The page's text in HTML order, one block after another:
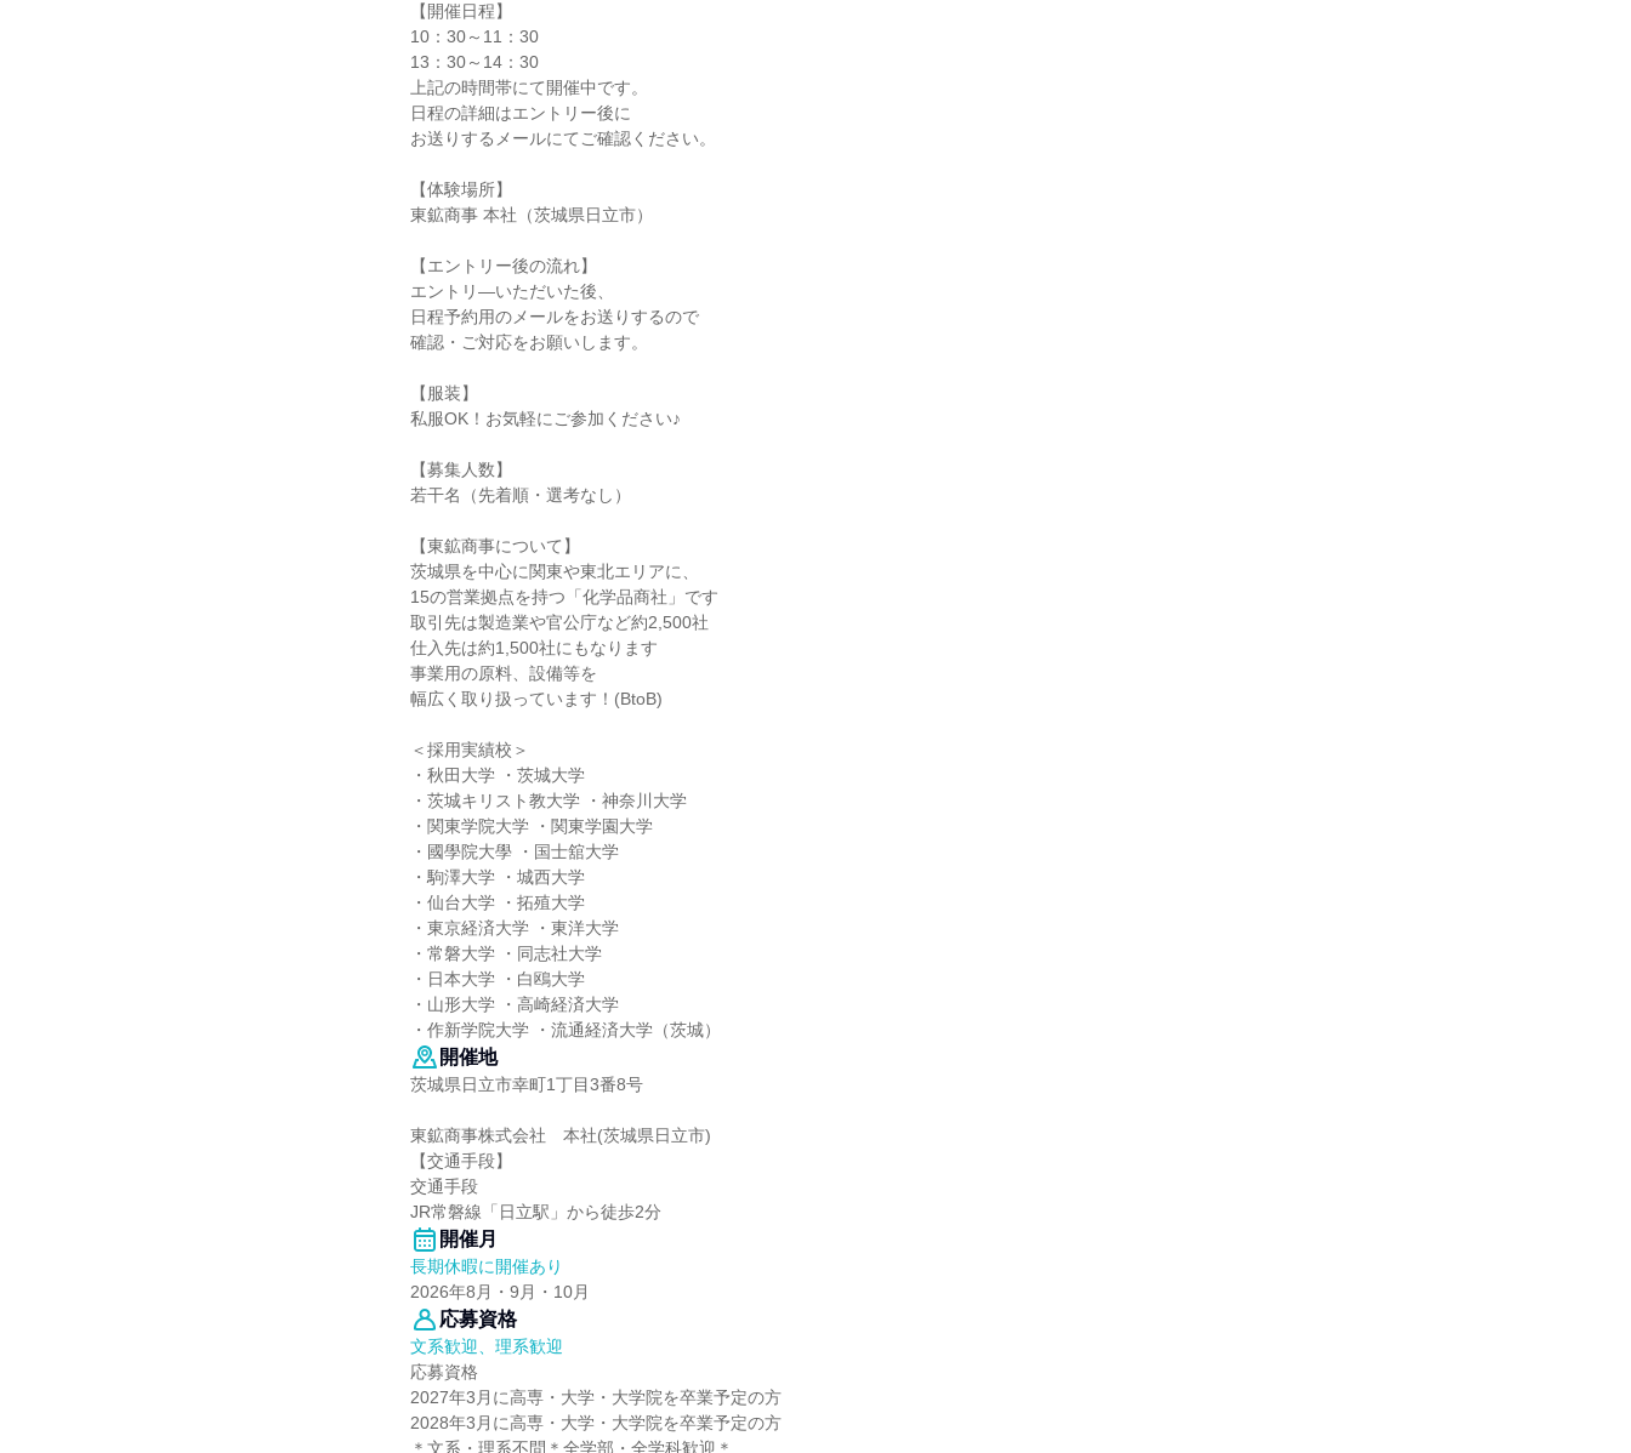
【開催日程】
10：30～11：30
13：30～14：30
上記の時間帯にて開催中です。
日程の詳細はエントリー後に
お送りするメールにてご確認ください。
【体験場所】
東鉱商事 本社（茨城県日立市）
【エントリー後の流れ】
エントリ―いただいた後、
日程予約用のメールをお送りするので
確認・ご対応をお願いします。
【服装】
私服OK！お気軽にご参加ください♪
【募集人数】
若干名（先着順・選考なし）
【東鉱商事について】
茨城県を中心に関東や東北エリアに、
15の営業拠点を持つ「化学品商社」です
取引先は製造業や官公庁など約2,500社
仕入先は約1,500社にもなります
事業用の原料、設備等を
幅広く取り扱っています！(BtoB)
＜採用実績校＞
・秋田大学 ・茨城大学
・茨城キリスト教大学 ・神奈川大学
・関東学院大学 ・関東学園大学
・國學院大學 ・国士舘大学
・駒澤大学 ・城西大学
・仙台大学 ・拓殖大学
・東京経済大学 ・東洋大学
・常磐大学 ・同志社大学
・日本大学 ・白鴎大学
・山形大学 ・高崎経済大学
・作新学院大学 ・流通経済大学（茨城）
開催地
茨城県日立市幸町1丁目3番8号
東鉱商事株式会社 本社(茨城県日立市)
【交通手段】
交通手段
JR常磐線「日立駅」から徒歩2分
開催月
長期休暇に開催あり
2026年8月・9月・10月
応募資格
文系歓迎、理系歓迎
応募資格
2027年3月に高専・大学・大学院を卒業予定の方
2028年3月に高専・大学・大学院を卒業予定の方
＊文系・理系不問＊全学部・全学科歓迎＊